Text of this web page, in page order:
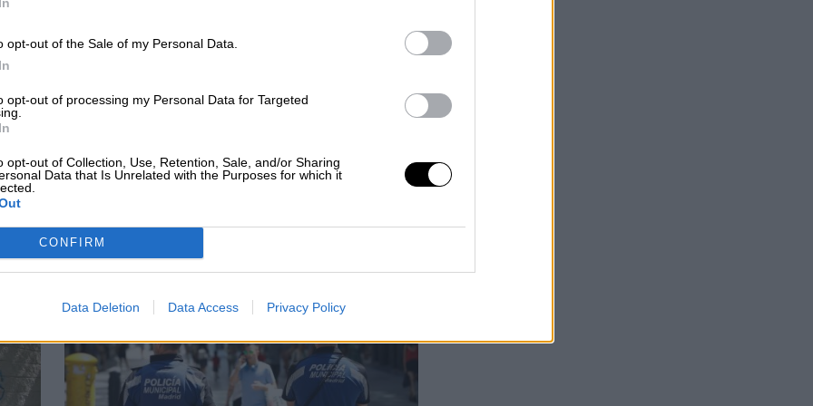
opt-out of the Sale of my Personal Data.
opt-out of processing my Personal Data for Targeted
opt-out of Collection, Use, Retention, Sale, and/or Sharing
Data that Is Unrelated with the Purposes for which it
CONFIRM
Data Deletion Data Access Privacy Policy
establece dos
para la recogida
La obra teatral “En un
Mentidero de Coslada